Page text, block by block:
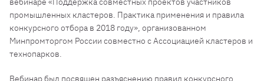
промышленных кластеров. Практика применения и правила
конкурсного отбора в 2018 году», организованном
Минпромторгом России совместно с Ассоциацией кластеров и
технопарков.
Вебинар был посвящен разъяснению правил конкурсного